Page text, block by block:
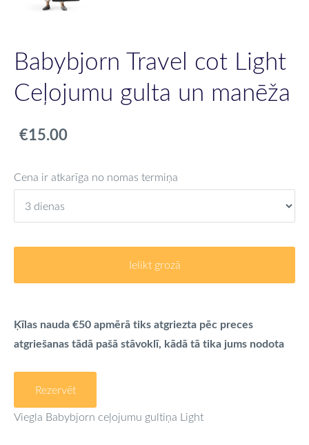
Babybjorn Travel cot Light
Ceļojumu gulta un manēža
€15.00
Cena ir atkarīga no nomas termiņa
Ielikt grozā
Ķīlas nauda€50apmērā tiks atgriezta pēc preces
atgriešanas tādā pašā stāvoklī, kādā tā tika jums nodota
Rezervēt
Viegla Babybjorn ceļojumu gultiņa Light